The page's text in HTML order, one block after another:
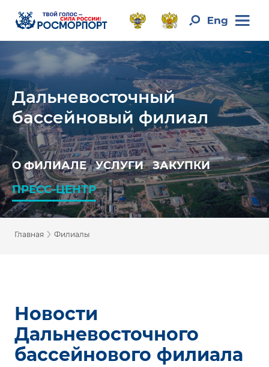
Дальневосточный
бассейновый филиал
О ФИЛИАЛЕ УСЛУГИ
ЗАКУПКИ
ПРЕСС-ЦЕНТР
Главная › Филиалы
Новости
Дальневосточного
бассейнового филиала